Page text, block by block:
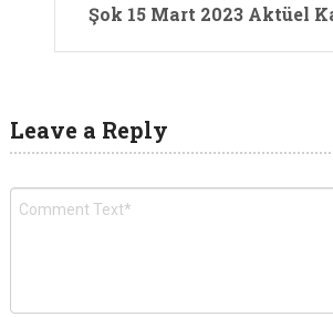
Şok 15 Mart 2023 Aktüel
Leave a Reply